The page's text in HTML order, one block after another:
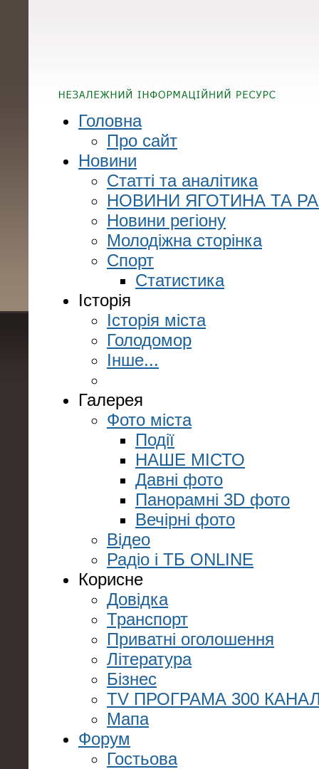
Головна
Про сайт
Новини
Статті та аналітика
НОВИНИ ЯГОТИНА ТА
Новини регіону
Молодіжна сторінка
Спорт
Статистика
Історія
Історія міста
Голодомор
Інше...
Галерея
Фото міста
Події
НАШЕ МІСТО
Давні фото
Панорамні 3D фото
Вечірні фото
Відео
Радіо і ТБ ONLINE
Корисне
Довідка
Транспорт
Приватні оголошення
Література
Бізнес
TV ПРОГРАМА 300
Мапа
Форум
Гостьова